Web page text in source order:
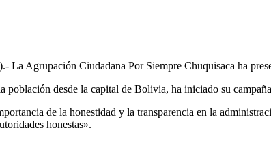
La Agrupación Ciudadana Por Siempre Chuquisaca ha
población desde la capital de Bolivia, ha iniciado su
de la honestidad y la transparencia en la
honestas».